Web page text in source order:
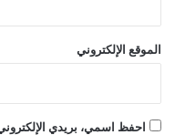
الموقع الإلكتروني
احفظ اسمي، بريدي